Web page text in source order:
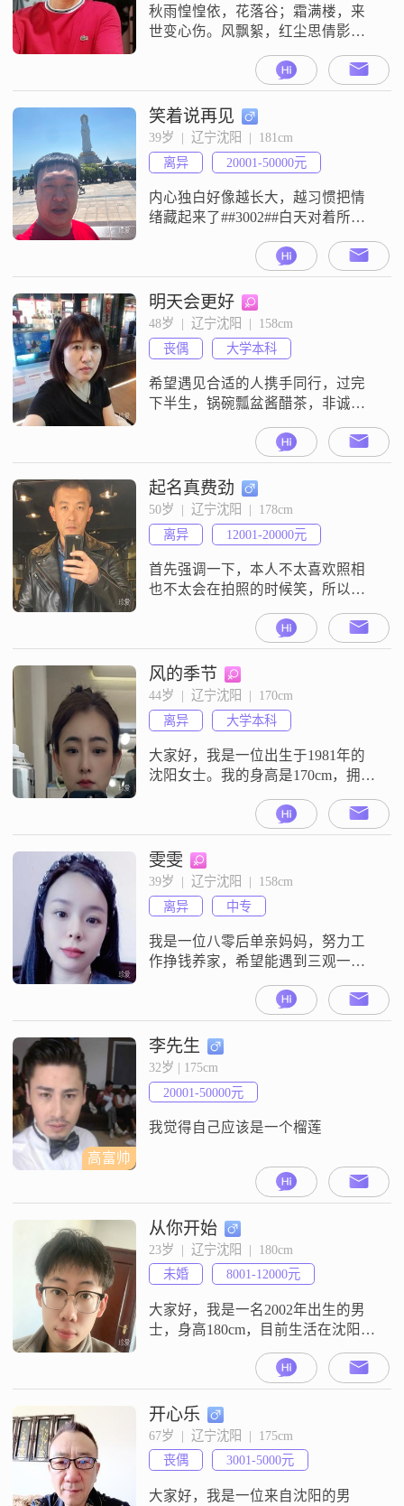
三观契合是很重要的，希望能遇到
一个
秋雨惶惶依，花落谷；霜满楼，来
世变心伤。风飘絮，红尘思倩影；
残月挂愁空，愤沧桑。—这是我在
高一时的课间小作（一首词的前两
句）忽然想起，故发布一段时间。
本人中石油科级干部，现任国家某
一大型重点工程某一标段项目经
理。（年，60+），网络小说业余写
手，无外债，无不良嗜好，沈阳无
房但有存款，可在全国各地任意定
居。因工作原因不喜
笑着说再见
39岁  |  辽宁沈阳  |  181cm
离异
20001-50000元
内心独白好像越长大，越习惯把情
绪藏起来了##3002##白天对着所有
可等到深夜独处，心里那股闷着的
情绪才敢慢慢翻涌上来##3002##明
明有好多委屈想说，翻遍通讯录却
找不到一个能全盘倾诉的人
##3002##怕说多了是抱怨，怕别人
觉得我矫情，怕负面情绪拖累身边
的人，最后话到嘴边，又默默咽了
回
明天会更好
48岁  |  辽宁沈阳  |  158cm
丧偶
大学本科
希望遇见合适的人携手同行，过完
下半生，锅碗瓢盆酱醋茶，非诚勿
行，不要给我发信息。只接受有诚
意者。
起名真费劲
50岁  |  辽宁沈阳  |  178cm
离异
12001-20000元
首先强调一下，本人不太喜欢照相
也不太会在拍照的时候笑，所以会
的，哈哈，喜欢各种交通工具，摩
托车汽车、爱好摄影、手工皮具，
情绪稳定，不玩麻将，没有哪些无
谓的社交，目前算是沈阳和成都两
面生活
风的季节
44岁  |  辽宁沈阳  |  170cm
离异
大学本科
大家好，我是一位出生于1981年的
沈阳女士。我的身高是170cm，拥有
一份稳定的工作，月收入在12001到
20000元之间。性格方面，我自认为
是一个乐观积极的人，总是能看到
事情的光明面。我对待人际关系真
诚可靠，喜欢真诚地与他人沟通。
在处理问题时，我能够保持理性冷
静，迅速分析情况并做出决策。
雯雯
39岁  |  辽宁沈阳  |  158cm
离异
中专
我是一位八零后单亲妈妈，努力工
作挣钱养家，希望能遇到三观一
高富帅
李先生
32岁 | 175cm
20001-50000元
我觉得自己应该是一个榴莲
从你开始
23岁  |  辽宁沈阳  |  180cm
未婚
8001-12000元
大家好，我是一名2002年出生的男
士，身高180cm，目前生活在沈阳
##3002##我拥有硕士学位，现在正
在努力打拼自己的事业##3002##说
到我的性格，我自认为是一个稳重
可靠的人，责任感强，对待事情总
是认真负责##3002##我性格乐观积
极，喜欢规划未来，相信通过我们
的共同努力，可以创造一个更美好
的未来##3002
开心乐
67岁  |  辽宁沈阳  |  175cm
丧偶
3001-5000元
大家好，我是一位来自沈阳的男